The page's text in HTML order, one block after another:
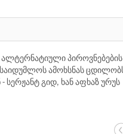
ალტერნატიული პიროვნებების
ამოხსნას
გიდ, ხან აფხაზ ურუს